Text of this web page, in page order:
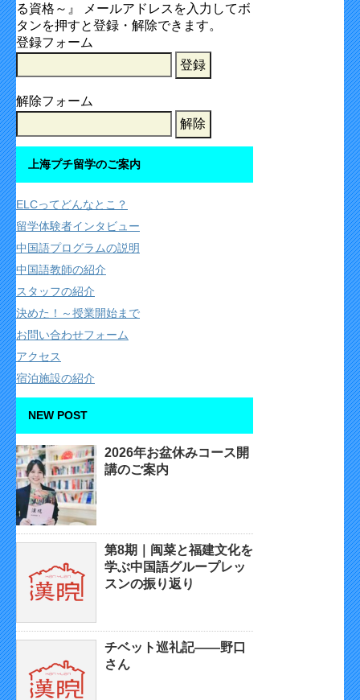
る資格～』 メールアドレスを入力してボ
タンを押すと登録・解除できます。
登録フォーム
解除フォーム
上海プチ留学のご案内
ELCってどんなとこ？
留学体験者インタビュー
中国語プログラムの説明
中国語教師の紹介
スタッフの紹介
決めた！～授業開始まで
お問い合わせフォーム
アクセス
宿泊施設の紹介
NEW POST
2026年お盆休みコース開
講のご案内
第8期｜闽菜と福建文化を
学ぶ中国語グループレッ
スンの振り返り
チベット巡礼記——野口
さん